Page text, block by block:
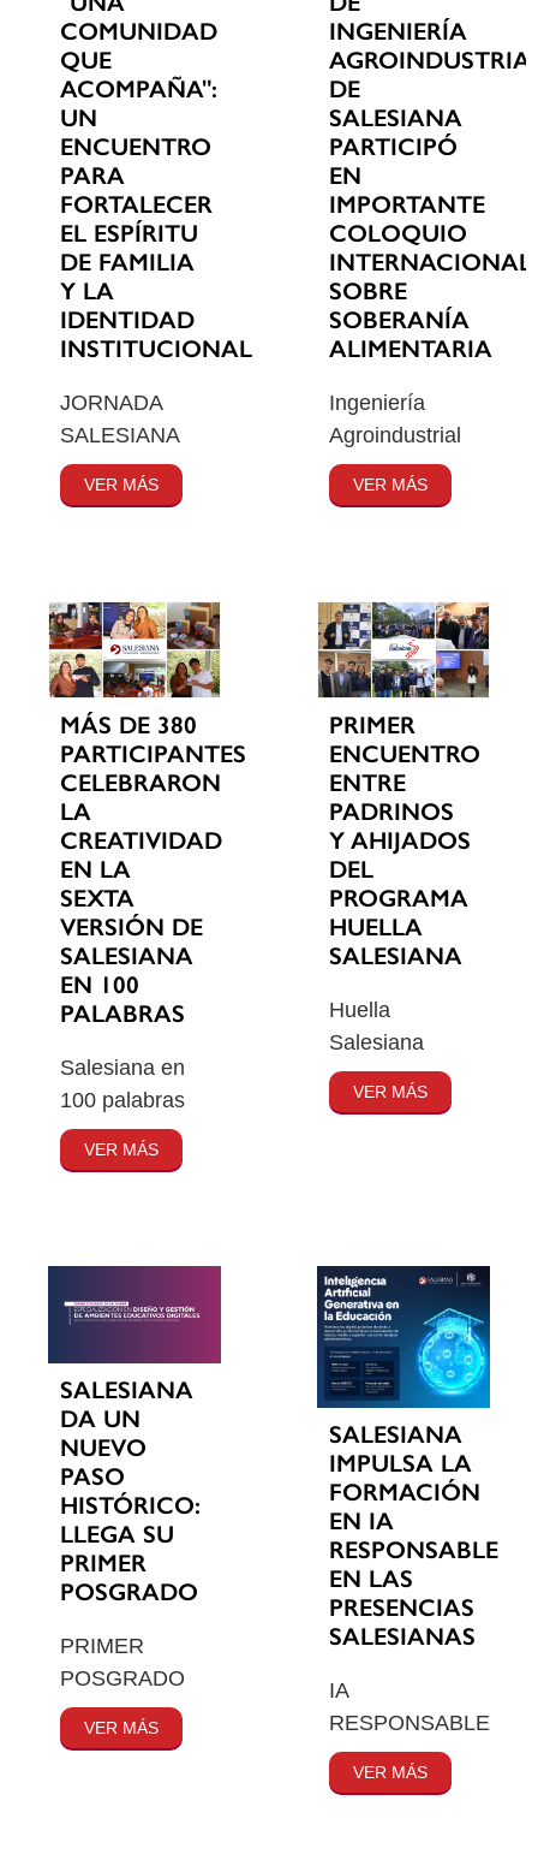
COMUNIDAD
QUE
ACOMPAÑA":
UN
ENCUENTRO
PARA
FORTALECER
EL ESPÍRITU
DE FAMILIA
Y LA
IDENTIDAD
INSTITUCIONAL
JORNADA
SALESIANA
VER MÁS
INGENIERÍA
DE
SALESIANA
PARTICIPÓ
EN
IMPORTANTE
COLOQUIO
INTERNACIONAL
SOBRE
SOBERANÍA
ALIMENTARIA
Ingeniería
Agroindustrial
VER MÁS
MÁS DE 380
PARTICIPANTES
CELEBRARON
LA
CREATIVIDAD
EN LA
SEXTA
VERSIÓN DE
SALESIANA
EN 100
PALABRAS
Salesiana en
100 palabras
VER MÁS
PRIMER
ENCUENTRO
ENTRE
PADRINOS
Y AHIJADOS
DEL
PROGRAMA
HUELLA
SALESIANA
Huella
Salesiana
VER MÁS
SALESIANA
DA UN
NUEVO
PASO
HISTÓRICO:
LLEGA SU
PRIMER
POSGRADO
PRIMER
POSGRADO
VER MÁS
SALESIANA
IMPULSA LA
FORMACIÓN
EN IA
RESPONSABLE
EN LAS
PRESENCIAS
SALESIANAS
IA
RESPONSABLE
VER MÁS